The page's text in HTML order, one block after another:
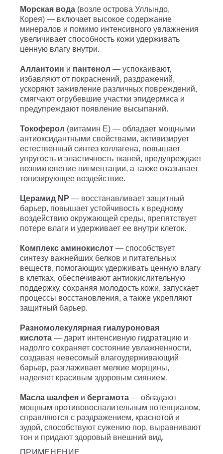
Морская вода (возле острова Уллындо,
Корея) — включает высокое содержание
минералов и помимо интенсивного увлажнения
увеличивает способность кожи удерживать
ценную влагу внутри.
Аллантоин и пантенол — успокаивают,
избавляют от покраснений, раздражений,
ускоряют заживление различных повреждений,
смягчают огрубевшие участки эпидермиса и
предупреждают появление высыпаний.
Токоферол (витамин E) — обладает мощными
антиоксидантными свойствами, активизирует
естественный синтез коллагена, повышает
упругость и эластичность тканей, предупреждает
возникновение пигментации, а также оказывает
тонизирующее воздействие.
Церамид NP — восстанавливает защитный
барьер, повышает устойчивость к вредному
воздействию окружающей среды, препятствует
потере влаги и удерживает ее внутри клеток.
Комплекс аминокислот — способствует
синтезу важнейших белков и питательных
веществ, помогающих удерживать ценную влагу
в клетках, обеспечивают антиокислительную
поддержку, сохраняя молодость кожи, запускает
процессы восстановления, а также укрепляют
защитный барьер.
Разномолекулярная гиалуроновая
кислота — дарит интенсивную гидратацию и
надолго сохраняет состояние увлажненности,
создавая невесомый влагоудерживающий
барьер, разглаживает мелкие морщины,
наделяет красивым здоровым сиянием.
Масла шалфея и бергамота — обладают
мощным противовоспалительным потенциалом,
справляются с раздражением, краснотой и
зудой, способствуют сужению пор, выравнивают
тон и придают здоровый внешний вид.
ПРИМЕНЕНИЕ